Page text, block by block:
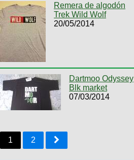
Remera de algodón
Trek Wild Wolf
20/05/2014
Dartmoo Odyssey
Blk market
07/03/2014
1 2